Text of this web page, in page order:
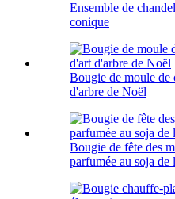
Ensemble de
conique
Bougie de moule de
d'arbre de Noël
Bougie de fête des
parfumée au soja de